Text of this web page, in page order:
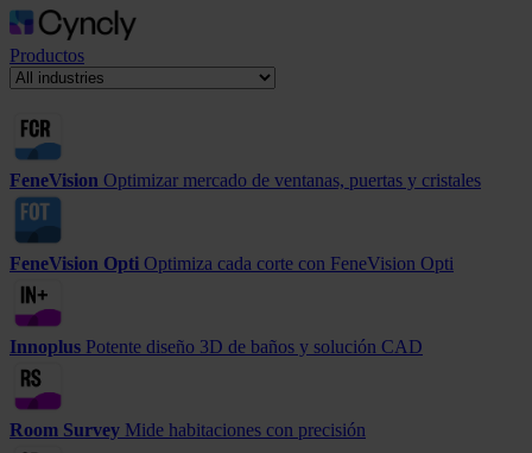
Productos
FeneVision Optimizar mercado de ventanas, puertas y cristales
FeneVision Opti Optimiza cada corte con FeneVision Opti
Innoplus Potente diseño 3D de baños y solución CAD
Room Survey Mide habitaciones con precisión